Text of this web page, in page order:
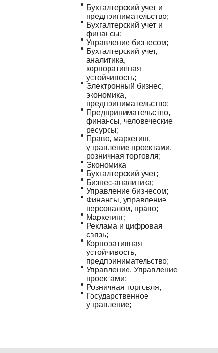
Бухгалтерский учет и
предпринимательство;
Бухгалтерский учет и
финансы;
Управление бизнесом;
Бухгалтерский учет,
аналитика,
корпоративная
устойчивость;
Электронный бизнес,
экономика,
предпринимательство;
Предпринимательство,
финансы, человеческие
ресурсы;
Право, маркетинг,
управление проектами,
розничная торговля;
Экономика;
Бухгалтерский учет;
Бизнес-аналитика;
Управление бизнесом;
Финансы, управление
персоналом, право;
Маркетинг;
Реклама и цифровая
связь;
Корпоративная
устойчивость,
предпринимательство;
Управление, Управление
проектами;
Розничная торговля;
Государственное
управление;